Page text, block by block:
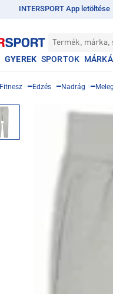
INTERSPORT App letöltése
Termék,
GYEREK SPORTOK
Fitnesz Edzés Nadrág